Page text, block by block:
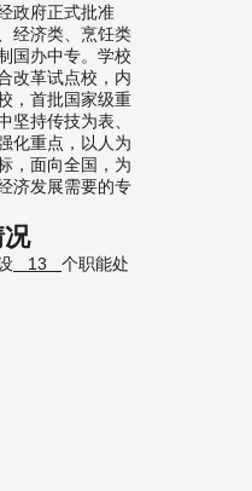
政府正式批准
经济类、烹饪类
国办中专。学校
改革试点校，内
，首批国家级重
坚持传技为表、
化重点，以人为
，面向全国，为
济发展需要的专
况
13 个职能处